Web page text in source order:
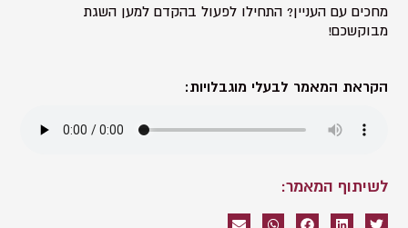
מחכים עם העניין? התחילו לפעול בהקדם למען השגת
מבוקשכם!
הקראת המאמר לבעלי מוגבלויות:
לשיתוף המאמר: